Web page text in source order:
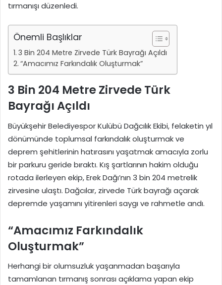
tırmanışı düzenledi.
Önemli Başlıklar
3 Bin 204 Metre Zirvede Türk Bayrağı Açıldı
“Amacımız Farkındalık Oluşturmak”
3 Bin 204 Metre Zirvede Türk
Bayrağı Açıldı
Büyükşehir Belediyespor Kulübü Dağcılık Ekibi, felaketin yıl
dönümünde toplumsal farkındalık oluşturmak ve
deprem şehitlerinin hatırasını yaşatmak amacıyla zorlu
bir parkuru geride bıraktı. Kış şartlarının hakim olduğu
rotada ilerleyen ekip, Erek Dağı’nın 3 bin 204 metrelik
zirvesine ulaştı. Dağcılar, zirvede Türk bayrağı açarak
depremde yaşamını yitirenleri saygı ve rahmetle andı.
“Amacımız Farkındalık
Oluşturmak”
Herhangi bir olumsuzluk yaşanmadan başarıyla
tamamlanan tırmanış sonrası açıklama yapan ekip